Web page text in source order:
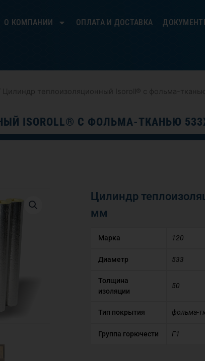
О КОМПАНИИ ОПЛАТА И ДОСТАВКА
Цилиндр теплоизоляционный Isoroll® с фольма-
ISOROLL® С ФОЛЬМА-ТКАНЬЮ
Цилиндр
мм
Марка 120
Диаметр 533
Толщина
изоляции
50
Тип покрытия фольма-
Группа горючести Г1